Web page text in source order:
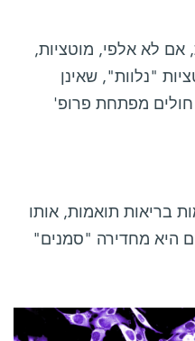
אם לא אלפי, מוטציות,
"נלוות", שאינן
חולים מפתחת פרופ'
בריאות תואמות, אותו
היא מחדירה "סמנים"